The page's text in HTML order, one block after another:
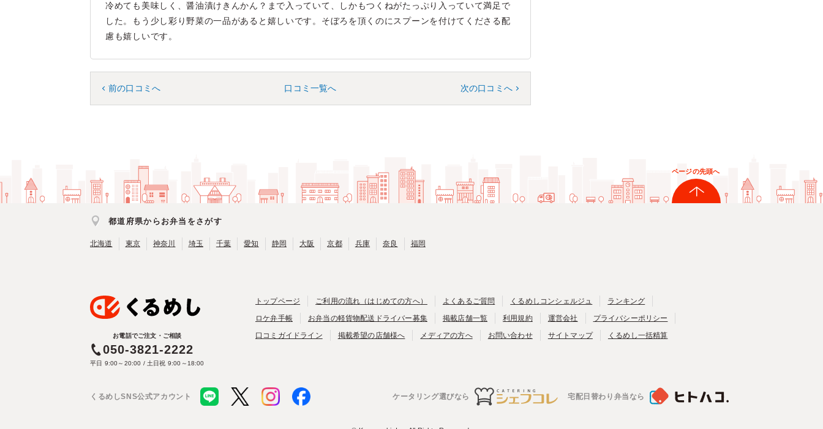
冷めても美味しく、醤油漬けきんかん？まで入っていて、しかもつくねがたっぷり入っていて満足で
した。もう少し彩り野菜の一品があると嬉しいです。そぼろを頂くのにスプーンを付けてくださる配
慮も嬉しいです。
前の口コミへ 口コミ一覧へ 次の口コミへ
ページの先頭へ
都道府県からお弁当をさがす
北海道 東京 神奈川 埼玉 千葉 愛知 静岡 大阪 京都 兵庫 奈良 福岡
お電話でご注文・ご相談
050-3821-2222
平日 9:00～20:00 / 土日祝 9:00～18:00
トップページ ご利用の流れ（はじめての方へ） よくあるご質問 くるめしコンシェルジュ
ランキング
ロケ弁手帳
お弁当の軽貨物配送ドライバー募集 掲載店舗一覧 利用規約 運営会社
プライバシーポリシー
口コミガイドライン
掲載希望の店舗様へ メディアの方へ お問い合わせ サイトマップ くるめし一括精算
くるめしSNS公式アカウント ケータリング選びなら 宅配日替わり弁当なら